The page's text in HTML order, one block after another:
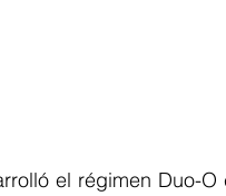
el régimen Duo-